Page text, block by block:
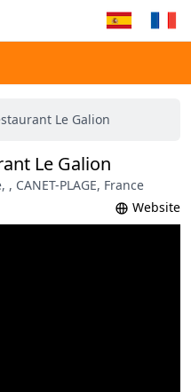
Le Galion
Le Galion
PLAGE, France
Website